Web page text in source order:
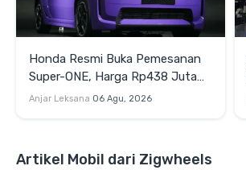
Honda Resmi Buka Pemesanan
Super-ONE, Harga Rp438 Juta
OTR Jakarta
Anjar Leksana 06 Agu, 2026
Artikel Mobil dari Zigwheels